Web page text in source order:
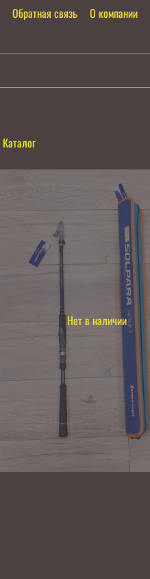
Обратная связь О компании
Каталог
Нет в наличии